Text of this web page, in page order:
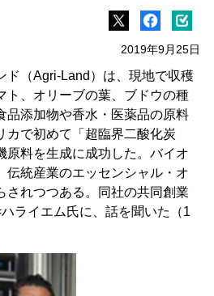
2019年9月25日
ド（Agri-Land）は、現地で収穫
ト、オリーブの葉、ブドウの種
品添加物や香水・医薬品の原料
カで初めて「超臨界二酸化炭
原料を生成に成功した。バイオ
伝統産業のエッセンシャル・オ
されつつある。同社の共同創業
ライエム氏に、話を聞いた（1